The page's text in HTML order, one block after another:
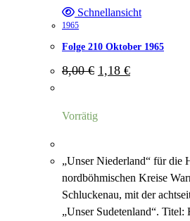
Schnellansicht
1965
Folge 210 Oktober 1965
8,00€ Ursprünglicher
Preis
1,18 €Aktueller
Preis
Vorrätig
„Unser Niederland“ für die
nordböhmischen Kreise
Schluckenau, mit der
„Unser Sudetenland“.